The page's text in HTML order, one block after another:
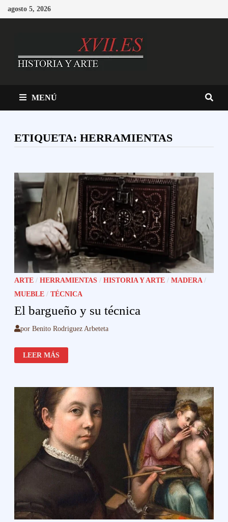
Saltar
al
agosto 5, 2026
MENÚ
ETIQUETA:HERRAMIENTAS
ARTE /HERRAMIENTAS /HISTORIA Y ARTE /MADERA/
MUEBLE /TÉCNICA
El bargueño y su técnica
porBenito Rodriguez Arbeteta
EL
BARGUEÑO
Y
LEER MÁS